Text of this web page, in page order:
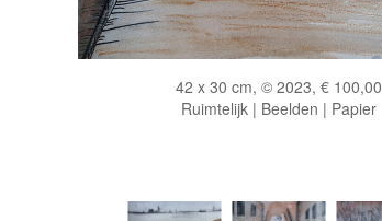
42 x 30 cm, © 2023, € 100,00
Ruimtelijk | Beelden | Papier